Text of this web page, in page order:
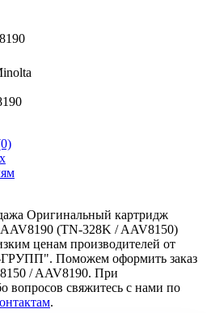
Оригинальный картридж
(TN-328K / AAV8150)
ценам производителей от
Поможем оформить заказ
/ AAV8190. При
вопросов свяжитесь с нами по
.